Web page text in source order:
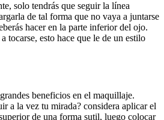
solo tendrás que seguir la línea
de tal forma que no vaya a juntarse
hacer en la parte inferior del ojo.
tocarse, esto hace que le de un estilo
beneficios en el maquillaje.
a la vez tu mirada? considera aplicar el
de una forma sutil, luego colocar